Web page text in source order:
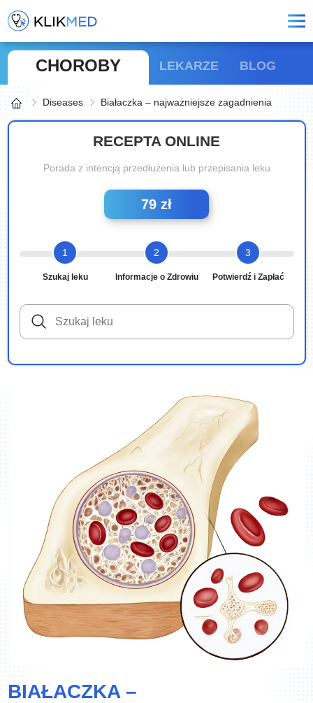
CHOROBY LEKARZE BLOG
Diseases Białaczka – najważniejsze zagadnienia
RECEPTA ONLINE
Porada z intencją przedłużenia lub przepisania leku
79 zł
1
Szukaj leku
2
Informacje o Zdrowiu
3
Potwierdź i Zapłać
BIAŁACZKA –